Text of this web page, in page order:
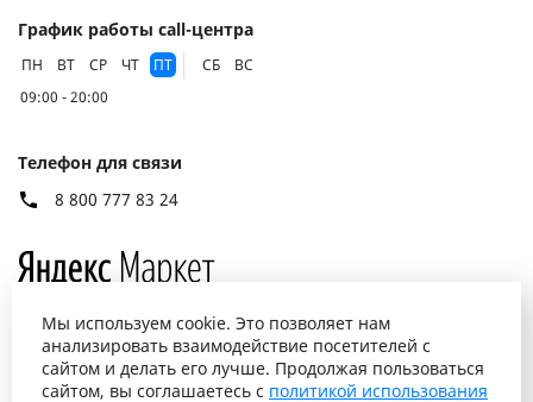
График работы call-центра
ПН ВТ СР ЧТ ПТ СБ
ВС
09:00 - 20:00
Телефон для связи
8 800 777 83 24
© 2026 “ВСЕКОНД”
Мы используем cookie. Это позволяет нам
анализировать взаимодействие посетителей с
сайтом и делать его лучше. Продолжая пользоваться
сайтом, вы соглашаетесь с политикой использования